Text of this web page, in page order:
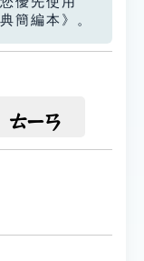
簡編本》。
ㄊㄧㄢ